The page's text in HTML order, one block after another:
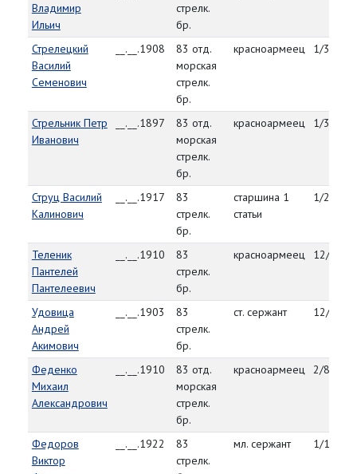
Владимир
Ильич
стрелк.
бр.
Стрелецкий
Василий
Семенович
__.__.1908
83 отд.
морская
стрелк.
бр.
красноармеец 1/30/45
Стрельник Петр
Иванович
__.__.1897
83 отд.
морская
стрелк.
бр.
красноармеец 1/30/45
Струц Василий
Калинович
__.__.1917
83
стрелк.
бр.
старшина 1
статьи
1/22/45
Теленик
Пантелей
Пантелеевич
__.__.1910
83
стрелк.
бр.
красноармеец 12/29/
Удовица
Андрей
Акимович
__.__.1903
83
стрелк.
бр.
ст. сержант 12/26/
Феденко
Михаил
Александрович
__.__.1910
83 отд.
морская
стрелк.
бр.
красноармеец 2/8/45
Федоров
Виктор
__.__.1922
83
стрелк.
мл. сержант 1/1/45